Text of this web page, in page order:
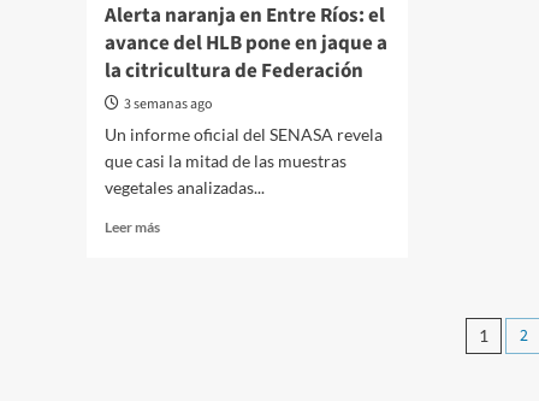
reserva
de
agua
país
Alerta naranja en Entre Ríos: el
avance del HLB pone en jaque a
la citricultura de Federación
3 semanas ago
Un informe oficial del SENASA revela
que casi la mitad de las muestras
vegetales analizadas...
Leer másRead
1 2